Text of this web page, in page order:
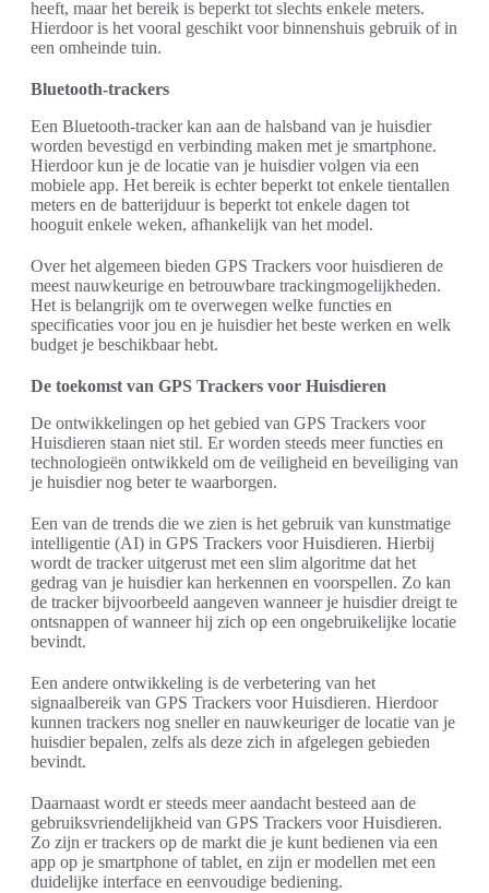
heeft, maar het bereik is beperkt tot slechts enkele meters.
Hierdoor is het vooral geschikt voor binnenshuis gebruik of in
een omheinde tuin.
Bluetooth-trackers
Een Bluetooth-tracker kan aan de halsband van je huisdier
worden bevestigd en verbinding maken met je smartphone.
Hierdoor kun je de locatie van je huisdier volgen via een
mobiele app. Het bereik is echter beperkt tot enkele tientallen
meters en de batterijduur is beperkt tot enkele dagen tot
hooguit enkele weken, afhankelijk van het model.
Over het algemeen bieden GPS Trackers voor huisdieren de
meest nauwkeurige en betrouwbare trackingmogelijkheden.
Het is belangrijk om te overwegen welke functies en
specificaties voor jou en je huisdier het beste werken en welk
budget je beschikbaar hebt.
De toekomst van GPS Trackers voor Huisdieren
De ontwikkelingen op het gebied van GPS Trackers voor
Huisdieren staan niet stil. Er worden steeds meer functies en
technologieën ontwikkeld om de veiligheid en beveiliging van
je huisdier nog beter te waarborgen.
Een van de trends die we zien is het gebruik van kunstmatige
intelligentie (AI) in GPS Trackers voor Huisdieren. Hierbij
wordt de tracker uitgerust met een slim algoritme dat het
gedrag van je huisdier kan herkennen en voorspellen. Zo kan
de tracker bijvoorbeeld aangeven wanneer je huisdier dreigt te
ontsnappen of wanneer hij zich op een ongebruikelijke locatie
bevindt.
Een andere ontwikkeling is de verbetering van het
signaalbereik van GPS Trackers voor Huisdieren. Hierdoor
kunnen trackers nog sneller en nauwkeuriger de locatie van je
huisdier bepalen, zelfs als deze zich in afgelegen gebieden
bevindt.
Daarnaast wordt er steeds meer aandacht besteed aan de
gebruiksvriendelijkheid van GPS Trackers voor Huisdieren.
Zo zijn er trackers op de markt die je kunt bedienen via een
app op je smartphone of tablet, en zijn er modellen met een
duidelijke interface en eenvoudige bediening.